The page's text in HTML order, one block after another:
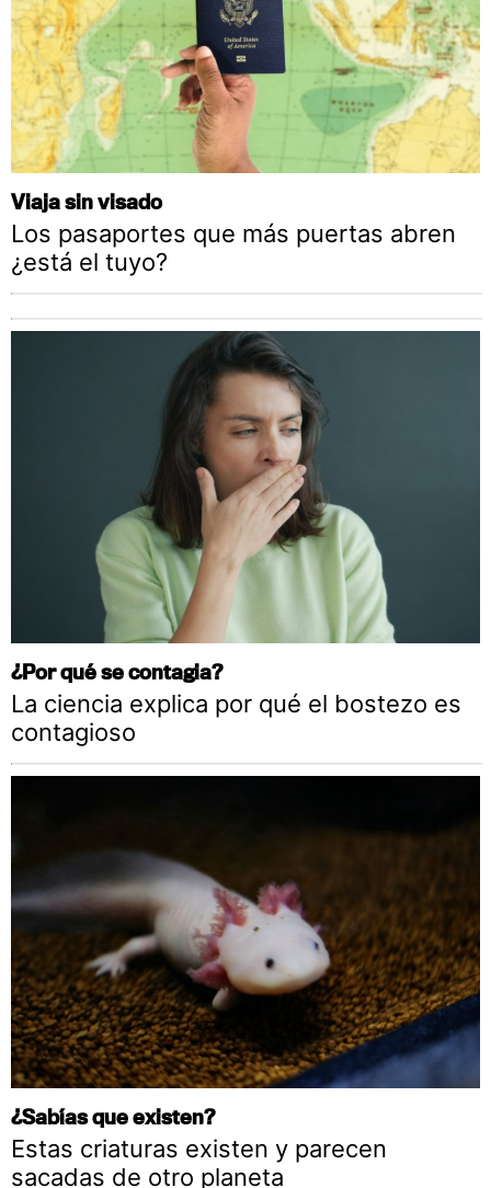
Viaja sin visado
Los pasaportes que más puertas abren
¿está el tuyo?
¿Por qué se contagia?
La ciencia explica por qué el bostezo es
contagioso
¿Sabías que existen?
Estas criaturas existen y parecen
sacadas de otro planeta